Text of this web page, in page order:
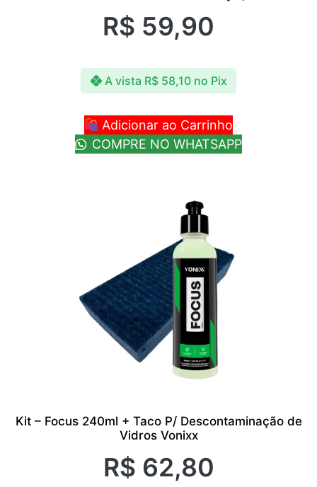
R$ 59,90
A vista R$58,10 no Pix
Adicionar ao Carrinho
COMPRE NO WHATSAPP
Kit – Focus 240ml + Taco P/ Descontaminação de
Vidros Vonixx
R$ 62,80